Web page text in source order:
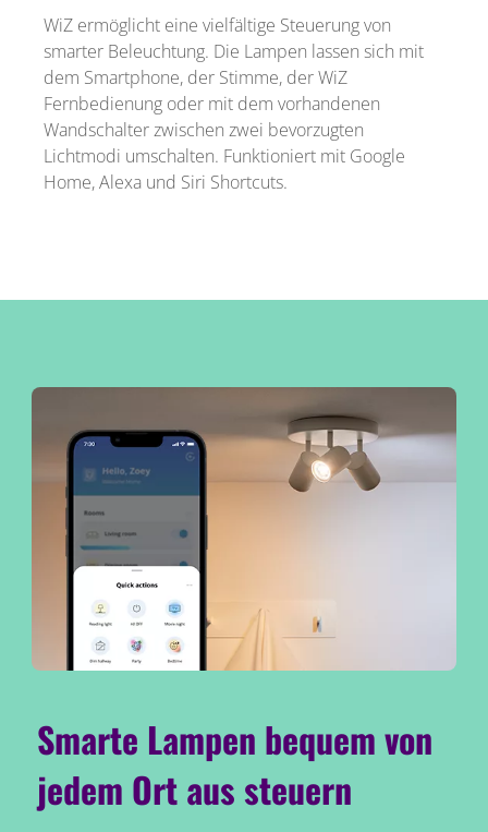
WiZ ermöglicht eine vielfältige Steuerung von
smarter Beleuchtung. Die Lampen lassen sich mit
dem Smartphone, der Stimme, der WiZ
Fernbedienung oder mit dem vorhandenen
Wandschalter zwischen zwei bevorzugten
Lichtmodi umschalten. Funktioniert mit Google
Home, Alexa und Siri Shortcuts.
Smarte Lampen bequem von
jedem Ort aus steuern